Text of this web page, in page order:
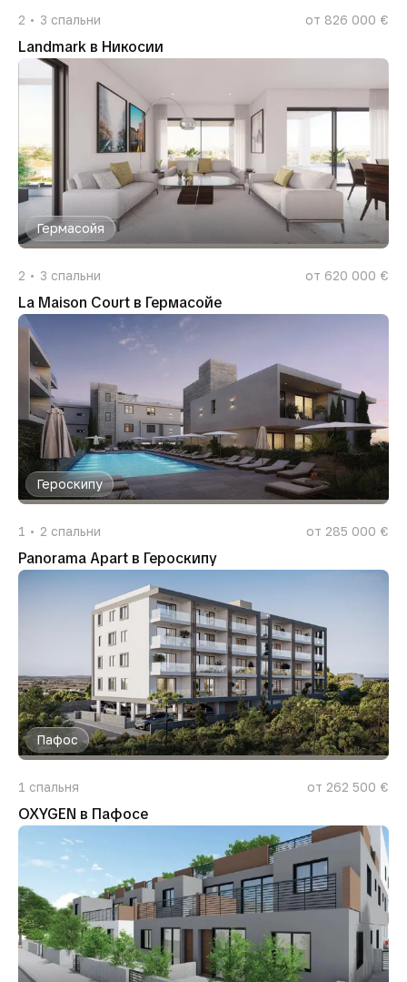
2 3 спальни от 826 000 €
Landmark в Никосии
Гермасойя
2 3 спальни от 620 000 €
La Maison Court в Гермасойе
Героскипу
1 2 спальни от 285 000 €
Panorama Apart в Героскипу
Пафос
1 спальня от 262 500 €
OXYGEN в Пафосе